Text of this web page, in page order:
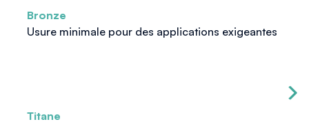
Bronze
Usure minimale pour des applications exigeantes
Titane